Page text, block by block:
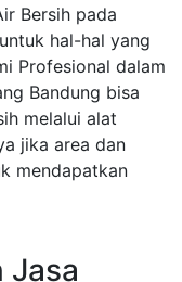
Bersih pada
hal-hal yang
Profesional dalam
Bandung bisa
melalui alat
jika area dan
mendapatkan
Jasa